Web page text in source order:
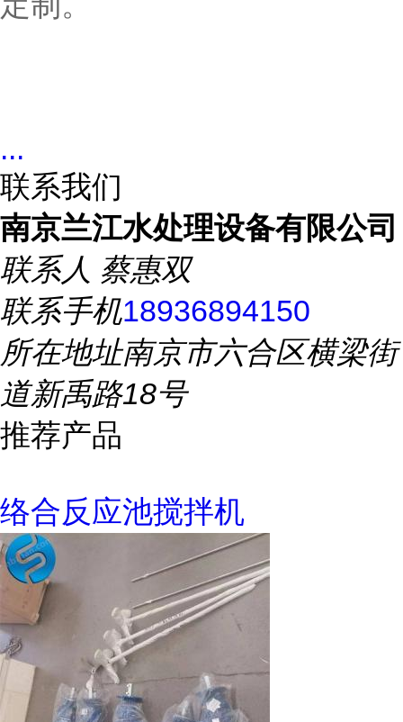
...
联系我们
南京兰江水处理设备有限公司
联系人 蔡惠双
联系手机18936894150
所在地址南京市六合区横梁街
道新禹路18号
推荐产品
络合反应池搅拌机